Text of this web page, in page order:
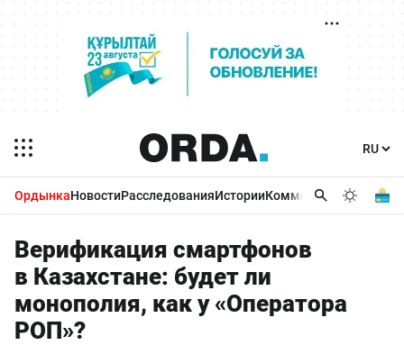
ОрдынкаНовостиРасследованияИсторииКомментарииБизнес
Верификация смартфонов
в Казахстане: будет ли
монополия, как у «Оператора
РОП»?